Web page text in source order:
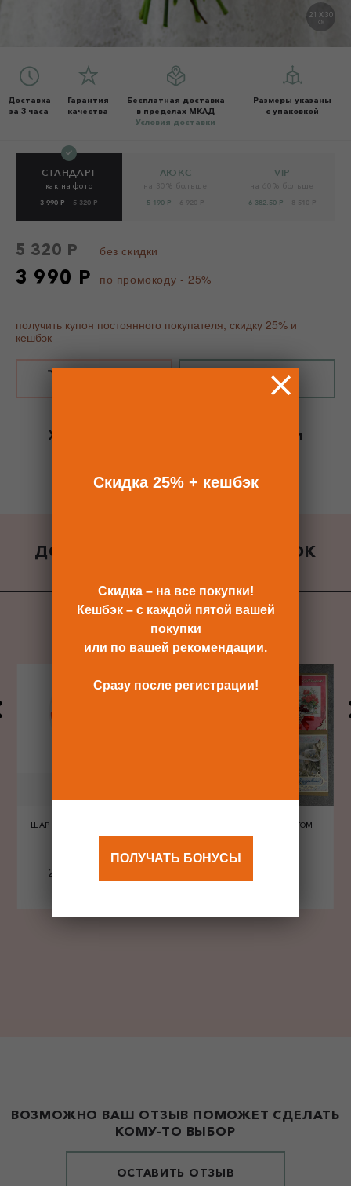
21 X 30
СМ
Доставка
за 3 часа
Гарантия
качества
Бесплатная доставка
в пределах МКАД
Условия доставки
Размеры указаны
с упаковкой
СТАНДАРТ
как на фото
3 990 Р 5 320 Р
ЛЮКС
5 190 Р 6 920 Р
VIP
6 382.50 Р 8 510 Р
5 320 Р без скидки
3 990 Р по промокоду - 25%
получить купон постоянного покупателя, скидку 25% и
кешбэк
КУПИТЬ В 1 КЛИК
Хотите сразу
и
ДОБАВИТЬ К ЗАКАЗУ ПОДАРОК
ШАР ШЕЛКОГРАФИЯ СЕРДЦА
КРАСНЫЕ
240 Р
ОТКРЫТКА С КОНВЕРТОМ
ВОЗМОЖНО ВАШ ОТЗЫВ ПОМОЖЕТ СДЕЛАТЬ
КОМУ-ТО ВЫБОР
ОСТАВИТЬ ОТЗЫВ
Скидка 25% + кешбэк
Скидка – на все покупки!
Кешбэк – с каждой пятой вашей
покупки
или по вашей рекомендации.
Сразу после регистрации!
ПОЛУЧАТЬ БОНУСЫ